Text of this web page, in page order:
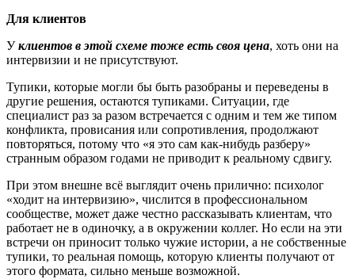
Для клиентов
Уклиентов в этой схеме тоже есть своя цена, хоть они на
интервизии и не присутствуют.
Тупики, которые могли бы быть разобраны и переведены в
другие решения, остаются тупиками. Ситуации, где
специалист раз за разом встречается с одним и тем же типом
конфликта, провисания или сопротивления, продолжают
повторяться, потому что «я это сам как-нибудь разберу»
странным образом годами не приводит к реальному сдвигу.
При этом внешне всё выглядит очень прилично: психолог
«ходит на интервизию», числится в профессиональном
сообществе, может даже честно рассказывать клиентам, что
работает не в одиночку, а в окружении коллег. Но если на эти
встречи он приносит только чужие истории, а не собственные
тупики, то реальная помощь, которую клиенты получают от
этого формата, сильно меньше возможной.